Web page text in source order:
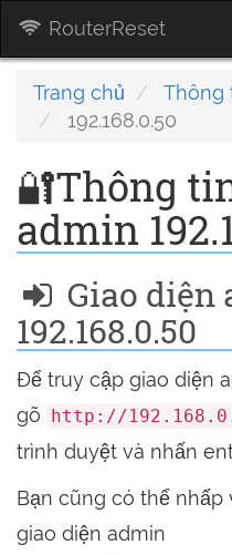
RouterReset
Trang chủ
Thông
192.168.0.50
🔐Thông
admin
Giao diện
192.168.0.50
Để truy cập giao diện
gõ http://
trình duyệt và nhấn
Bạn cũng có thể
giao diện admin